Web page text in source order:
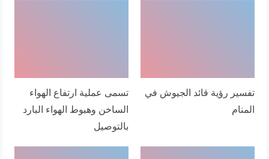
تفسير رؤية قائد الجيوش في
المنام
تسمى عملية ارتفاع الهواء
الساخن وهبوط الهواء البارد
بالتوصيل